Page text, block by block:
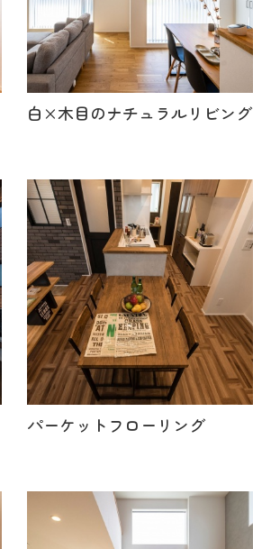
白×木目のナチュラルリビング
パーケットフローリング